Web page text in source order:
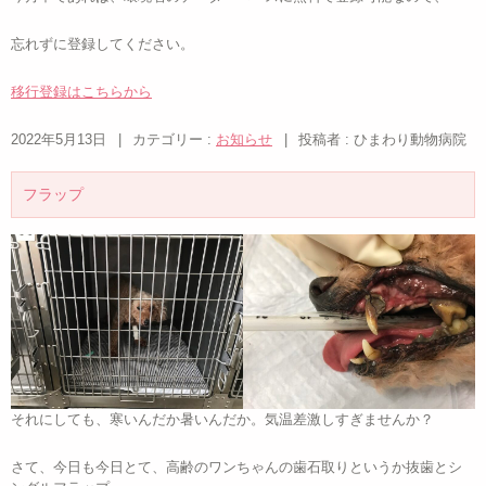
忘れずに登録してください。
移行登録はこちらから
2022年5月13日 カテゴリー : お知らせ 投稿者 : ひまわり動物病院
フラップ
それにしても、寒いんだか暑いんだか。気温差激しすぎませんか？
さて、今日も今日とて、高齢のワンちゃんの歯石取りというか抜歯とシ